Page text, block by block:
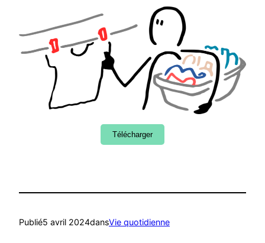
Télécharger
Publié5 avril 2024dansVie quotidienne